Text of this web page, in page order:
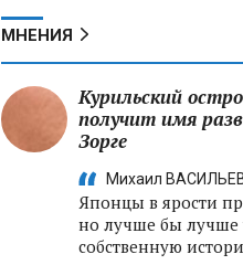
МНЕНИЯ
Курильский
получит имя
Зорге
Михаил
Японцы в ярости
но лучше бы лучше
собственную